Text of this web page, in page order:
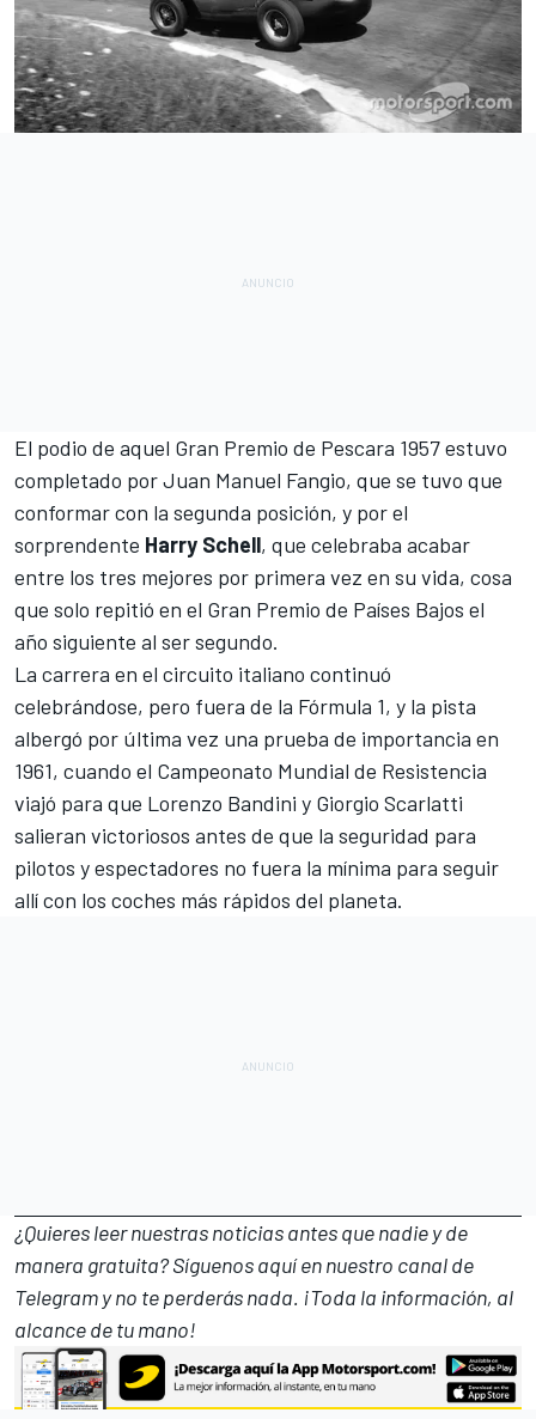
El podio de aquel Gran Premio de Pescara 1957estuvo
completado por Juan Manuel Fangio, que se tuvo que
conformar con la segunda posición, y por el
sorprendente Harry Schell, que celebraba acabar
entre los tres mejores por primera vez en su vida, cosa
que solo repitió en el Gran Premio de Países Bajos el
año siguiente al ser segundo.
La carrera en el circuito italiano continuó
celebrándose, pero fuera de la Fórmula 1, y la pista
albergó por última vez una prueba de importancia en
1961, cuando el Campeonato Mundial de Resistencia
viajó para que Lorenzo Bandini y Giorgio Scarlatti
salieran victoriosos antes de que la seguridad para
pilotos y espectadores no fuera la mínima para seguir
allí con los coches más rápidos del planeta.
¿Quieres leer nuestras noticias antes que nadie y de
manera gratuita? Síguenosaquí en nuestro canal de
Telegramy no te perderás nada. ¡Toda la información, al
alcance de tu mano!